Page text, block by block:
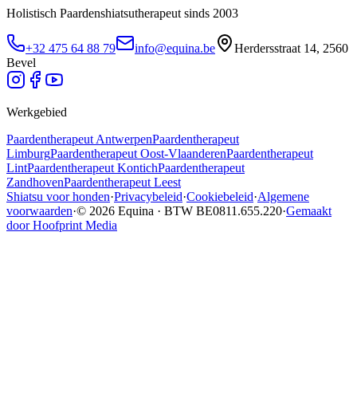
Holistisch Paardenshiatsutherapeut sinds 2003
+32 475 64 88 79 info@equina.be
Herdersstraat 14, 2560
Bevel
Werkgebied
Paardentherapeut AntwerpenPaardentherapeut
LimburgPaardentherapeut Oost-VlaanderenPaardentherapeut
LintPaardentherapeut KontichPaardentherapeut
ZandhovenPaardentherapeut Leest
Shiatsu voor honden·Privacybeleid·Cookiebeleid·Algemene
voorwaarden·© 2026 Equina · BTW BE0811.655.220·Gemaakt
door Hoofprint Media